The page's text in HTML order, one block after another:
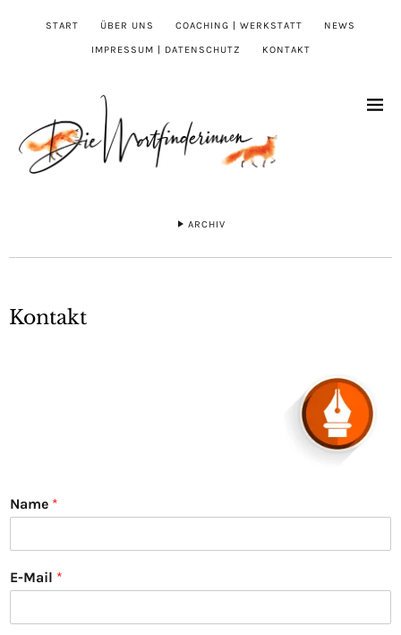
START ÜBER UNS COACHING | WERKSTATT NEWS
IMPRESSUM | DATENSCHUTZ KONTAKT
ARCHIV
Kontakt
Name *
E-Mail *